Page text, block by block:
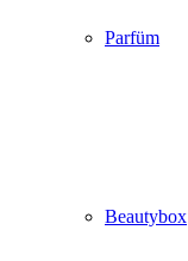
Parfüm
Beautybox